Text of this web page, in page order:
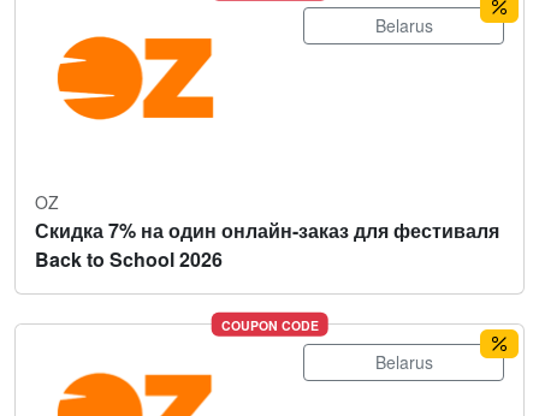
Belarus
OZ
Скидка 7% на один онлайн-заказ для фестиваля
Back to School 2026
COUPON CODE
Belarus